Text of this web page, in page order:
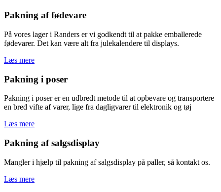
Pakning af fødevare
På vores lager i Randers er vi godkendt til at pakke emballerede
fødevarer. Det kan være alt fra julekalendere til displays.
Læs mere
Pakning i poser
Pakning i poser er en udbredt metode til at opbevare og transportere
en bred vifte af varer, lige fra dagligvarer til elektronik og tøj
Læs mere
Pakning af salgsdisplay
Mangler i hjælp til pakning af salgsdisplay på paller, så kontakt os.
Læs mere